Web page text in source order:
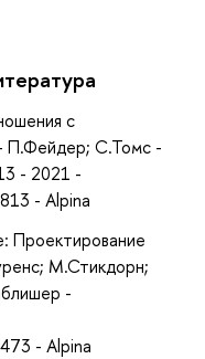
с
П.Фейдер; С.Томс -
- 2021 -
- Alpina
Проектирование
М.Стикдорн;
-
- Alpina